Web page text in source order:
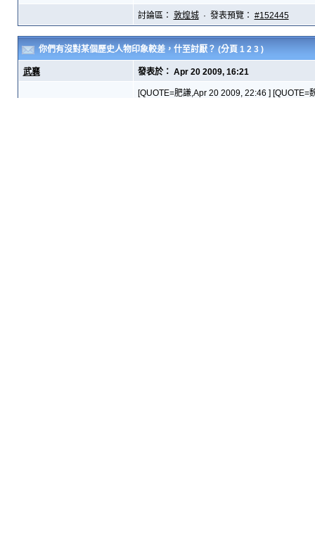
討論區： 敦煌城· 發表預覽： #152445
你們有沒對某個歷史人物印象較差，什至討厭？ (分頁 1 2 3 )
武襄 發表於： Apr 20 2009, 16:21
[QUOTE=肥謙,Apr 20 2009, 22:46 ]